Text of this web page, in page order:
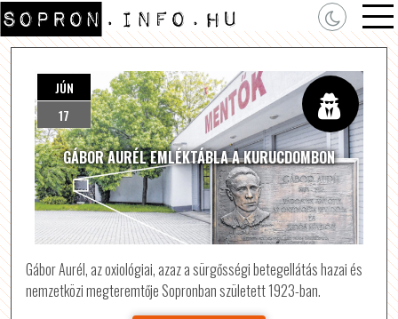
GÁBOR AURÉL EMLÉKTÁBLA A KURUCDOMBON
JÚN
17
Gábor Aurél, az oxiológiai, azaz a sürgősségi betegellátás hazai és
nemzetközi megteremtője Sopronban született 1923-ban.